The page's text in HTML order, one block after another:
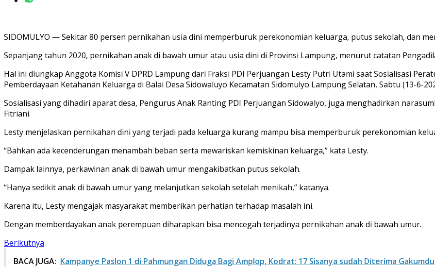
SIDOMULYO — Sekitar 80 persen pernikahan usia dini memperburuk perekonomian keluarga, putus sekolah, dan
Sepanjang tahun 2020, pernikahan anak di bawah umur atau usia dini di Provinsi Lampung, menurut catatan
Hal ini diungkap Anggota Komisi V DPRD Lampung dari Fraksi PDI Perjuangan Lesty Putri Utami saat Sosialisasi
Pemberdayaan Ketahanan Keluarga di Balai Desa Sidowaluyo Kecamatan Sidomulyo Lampung Selatan, Sabtu (13-6-
Sosialisasi yang dihadiri aparat desa, Pengurus Anak Ranting PDI Perjuangan Sidowalyo, juga menghadirkan
Fitriani.
Lesty menjelaskan pernikahan dini yang terjadi pada keluarga kurang mampu bisa memperburuk perekonomian
“Bahkan ada kecenderungan menambah beban serta mewariskan kemiskinan keluarga,” kata Lesty.
Dampak lainnya, perkawinan anak di bawah umur mengakibatkan putus sekolah.
“Hanya sedikit anak di bawah umur yang melanjutkan sekolah setelah menikah,” katanya.
Karena itu, Lesty mengajak masyarakat memberikan perhatian terhadap masalah ini.
Dengan memberdayakan anak perempuan diharapkan bisa mencegah terjadinya pernikahan anak di bawah umur.
Berikutnya
BACA JUGA: Kampanye Paslon 1 di Pahmungan Diduga Bagi Amplop, Kodrat: 17 Sisanya sudah Diterima Gakumdu